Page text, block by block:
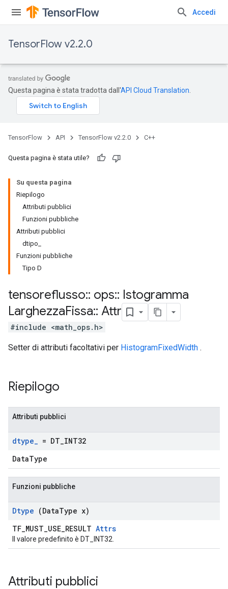
Accedi
TensorFlow v2.2.0
Questa pagina è stata tradotta dall'API Cloud Translation
TensorFlow API TensorFlow v2.2.0 C++
Questa pagina è stata utile?
Su questa pagina
Riepilogo
Attributi pubblici
Funzioni pubbliche
Attributi pubblici
dtipo_
Funzioni pubbliche
Tipo D
tensoreflusso:: ops:: Istogramma
LarghezzaFissa:: Attr
#include <math_ops.h>
Setter di attributi facoltativi per HistogramFixedWidth .
Riepilogo
Attributi pubblici
dtype_ = DT INT32
DataType
Funzioni pubbliche
Dtype (DataType x)
TF_MUST_USE_RESULT Attrs
Il valore predefinito è DT_INT32.
Attributi pubblici